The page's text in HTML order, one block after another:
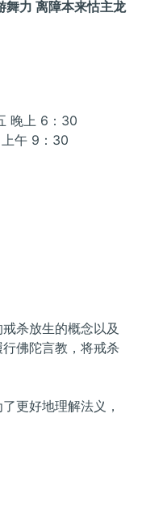
舞力 离障本来怙主龙
晚上 6：30
午 9：30
杀放生的概念以及
佛陀言教，将戒杀
更好地理解法义，